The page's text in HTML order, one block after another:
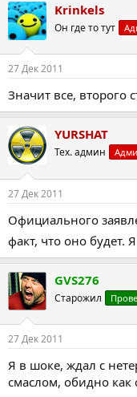
Krinkels
Он где то тут
27 Дек 2011
Значит все, второго
YURSHAT
Тех. админ
27 Дек 2011
Официального
факт, что оно будет.
GVS276
Старожил
27 Дек 2011
Я в шоке, ждал с
смаслом, обидно как